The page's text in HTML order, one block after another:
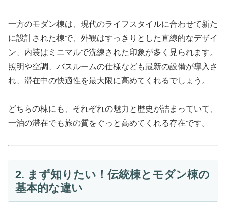
一方のモダン棟は、現代のライフスタイルに合わせて新た
に設計された棟で、外観はすっきりとした直線的なデザイ
ン、内装はミニマルで洗練された印象が多く見られます。
照明や空調、バスルームの仕様なども最新の設備が導入さ
れ、滞在中の快適性を最大限に高めてくれるでしょう。
どちらの棟にも、それぞれの魅力と歴史が詰まっていて、
一泊の滞在でも旅の質をぐっと高めてくれる存在です。
2. まず知りたい！伝統棟とモダン棟の
基本的な違い